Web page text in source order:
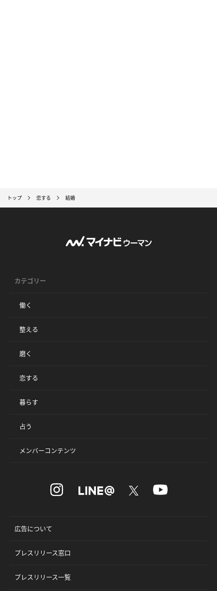
トップ 恋する 結婚
カテゴリー
働く
整える
磨く
恋する
暮らす
占う
メンバーコンテンツ
広告について
プレスリリース窓口
プレスリリース一覧